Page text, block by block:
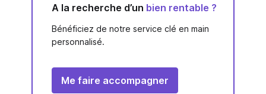
A la recherche d’un bien rentable ?
Bénéficiez de notre service clé en main
personnalisé.
Me faire accompagner